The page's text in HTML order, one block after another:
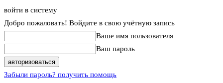
войти в систему
Добро пожаловать! Войдите в свою учётную запись
Ваше имя пользователя
Ваш пароль
Забыли пароль? получить помощь